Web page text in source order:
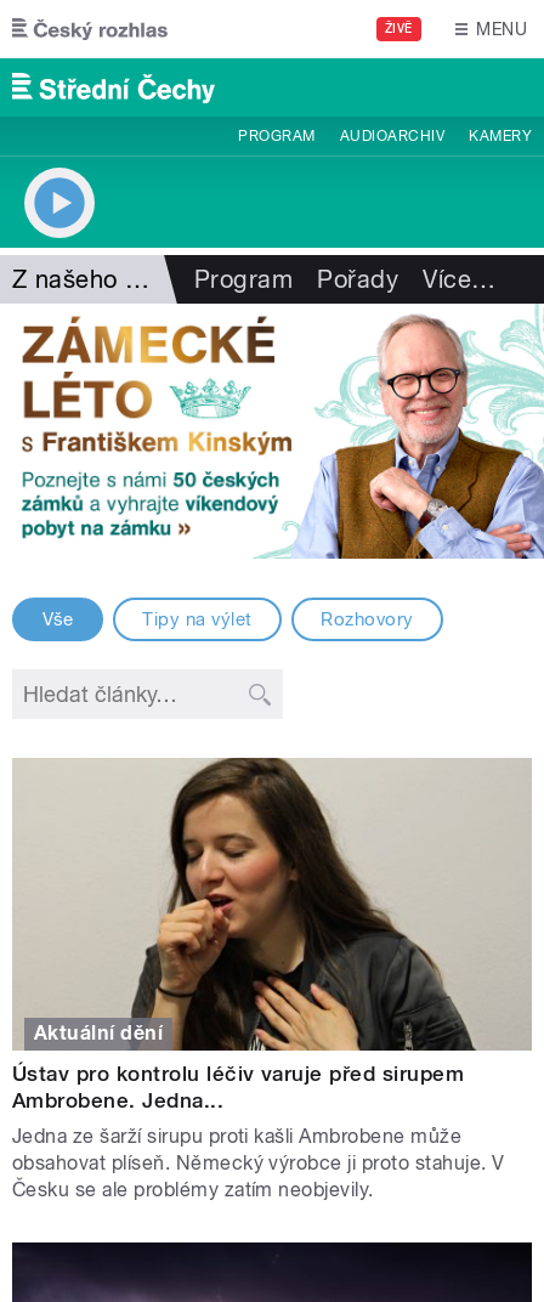
Přejít k hlavnímu obsahu
ŽIVĚ MENU
PROGRAM AUDIOARCHIV KAMERY
Z našeho vysílání Program Pořady Více…
Vše Tipy na výlet Rozhovory
Aktuální dění
Ústav pro kontrolu léčiv varuje před sirupem
Ambrobene. Jedna...
Jedna ze šarží sirupu proti kašli Ambrobene může
obsahovat plíseň. Německý výrobce ji proto stahuje. V
Česku se ale problémy zatím neobjevily.